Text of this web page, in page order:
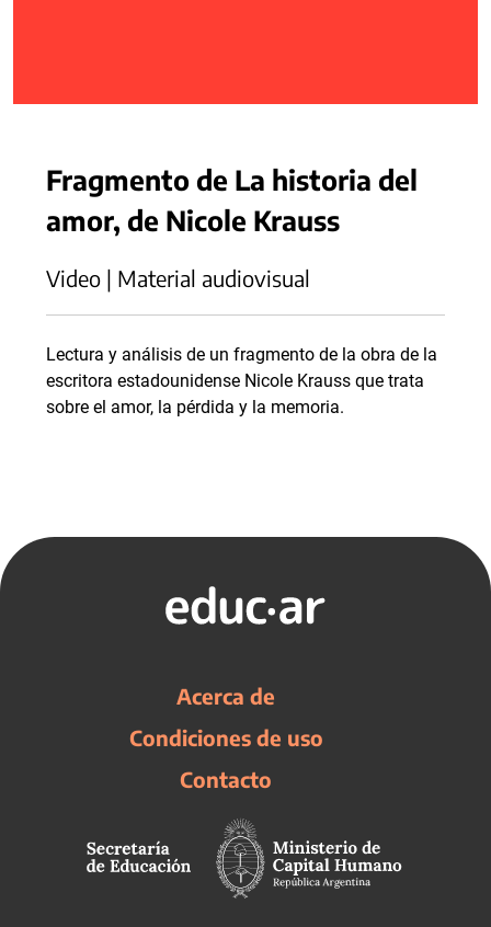
Fragmento de La historia del
amor, de Nicole Krauss
Video | Material audiovisual
Lectura y análisis de un fragmento de la obra de la
escritora estadounidense Nicole Krauss que trata
sobre el amor, la pérdida y la memoria.
Acerca de
Condiciones de uso
Contacto